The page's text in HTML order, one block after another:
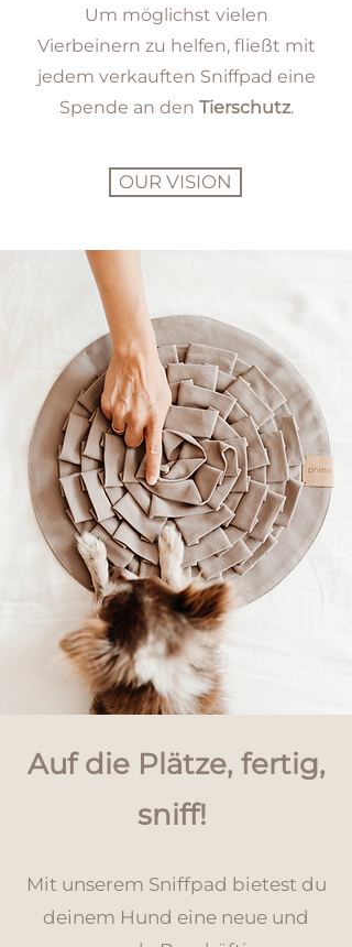
Um möglichst vielen
Vierbeinern zu helfen, fließt mit
jedem verkauften Sniffpad eine
Spende an den Tierschutz.
OUR VISION
Auf die Plätze, fertig,
sniff!
Mit unserem Sniffpad bietest du
deinem Hund eine neue und